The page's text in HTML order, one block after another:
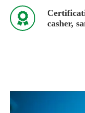

casher,